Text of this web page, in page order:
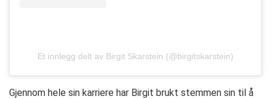
Et innlegg delt av Birgit Skarstein (@birgitskarstein)
Gjennom hele sin karriere har Birgit brukt stemmen sin til å